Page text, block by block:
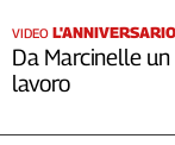
VIDEO L'ANNIVERSARIO
Da Marcinelle
lavoro